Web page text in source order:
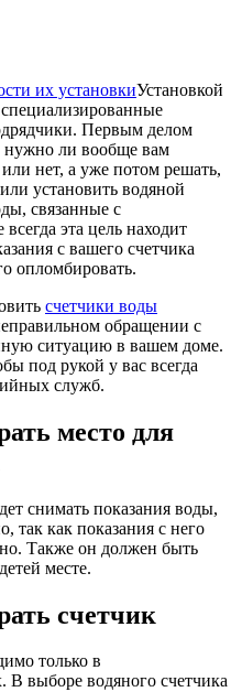
Установкой
Первым делом
нужно ли вообще вам
нет, а уже потом решать,
установить водяной
связанные с
эта цель находит
с вашего счетчика
опломбировать.
счетчики воды
обращении с
ситуацию в вашем доме.
под рукой у вас всегда
служб.
место для
снимать показания воды,
так как показания с него
Также он должен быть
месте.
счетчик
только в
В выборе водяного счетчика